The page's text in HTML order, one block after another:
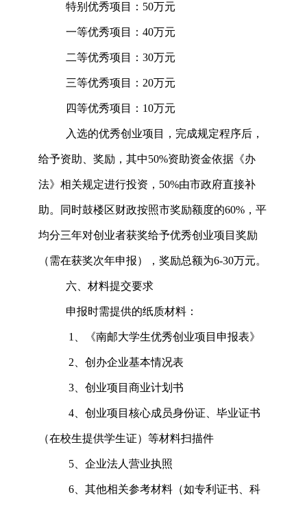
特别优秀项目： 50万元
一等优秀项目： 40万元
二等优秀项目： 30万元
三等优秀项目： 20万元
四等优秀项目： 10万元
入选的优秀创业项目，完成规定程序后，
给予资助、奖励，其中50%资助资金依据《办
法》相关规定进行投资，50%由市政府直接补
助。 同时鼓楼区财政按照市奖励额度的60% ， 平
均分三年对创业者获奖给予优秀创业项目奖励
（需在获奖次年申报） ，奖励总额为6-30万元。
六、材料提交要求
申报时需提供的纸质材料：
1、《南邮大学生优秀创业项目申报表》
2、创办企业基本情况表
3、创业项目商业计划书
4、创业项目核心成员身份证、毕业证书
（在校生提供学生证）等材料扫描件
5、企业法人营业执照
6、其他相关参考材料（如专利证书、科